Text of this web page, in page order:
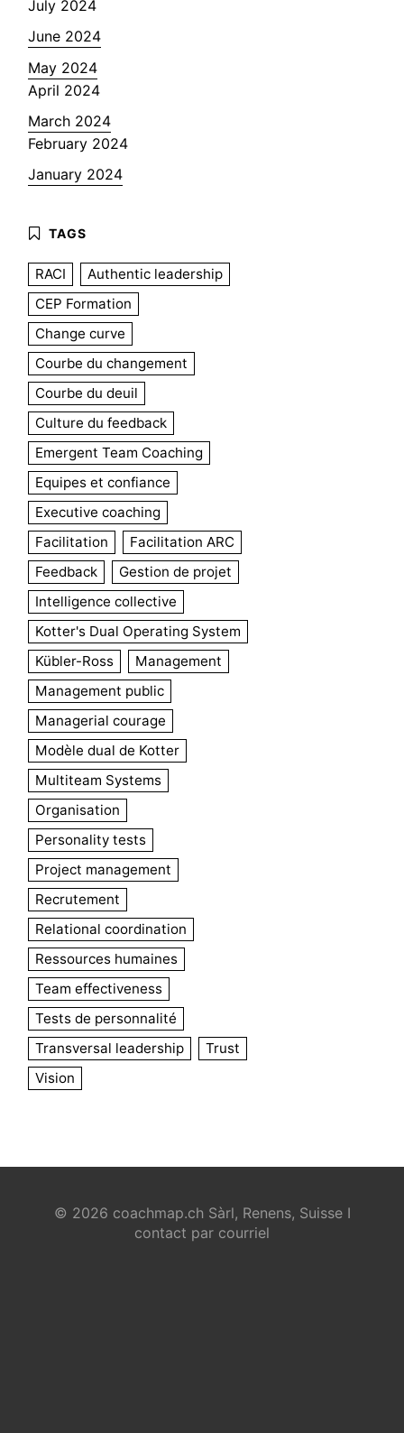
July 2024
June 2024
May 2024
April 2024
March 2024
February 2024
January 2024
RACI
Authentic leadership
CEP Formation
Change curve
Courbe du changement
Courbe du deuil
Culture du feedback
Emergent Team Coaching
Equipes et confiance
Executive coaching
Facilitation
Facilitation ARC
Feedback
Gestion de projet
Intelligence collective
Kotter's Dual Operating System
Kübler-Ross
Management
Management public
Managerial courage
Modèle dual de Kotter
Multiteam Systems
Organisation
Personality tests
Project management
Recrutement
Relational coordination
Ressources humaines
Team effectiveness
Tests de personnalité
Transversal leadership
Trust
Vision
© 2026 coachmap.ch Sàrl, Renens, Suisse I
contact par courriel